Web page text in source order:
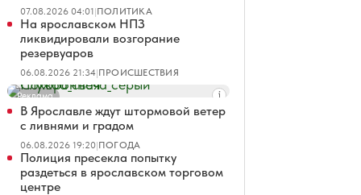
07.08.2026 04:01|ПОЛИТИКА
На ярославском НПЗ
ликвидировали возгорание
резервуаров
06.08.2026 21:34|ПРОИСШЕСТВИЯ
Реклама
В Ярославле ждут штормовой ветер
с ливнями и градом
06.08.2026 19:20|ПОГОДА
Полиция пресекла попытку
раздеться в ярославском торговом
центре